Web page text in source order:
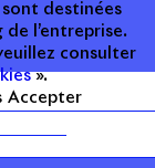
sont destinées
l’entreprise.
consulter
».
Accepter